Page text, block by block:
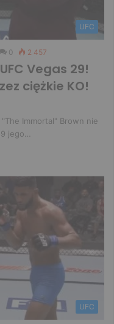
UFC
0 2 457
Vegas 29!
ciężkie KO!
Immortal" Brown nie
jego…
UFC